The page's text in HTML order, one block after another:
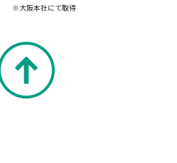
※大阪本社にて取得